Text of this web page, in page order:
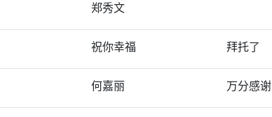
郑秀文
祝你幸福 拜托了
何嘉丽 万分感谢